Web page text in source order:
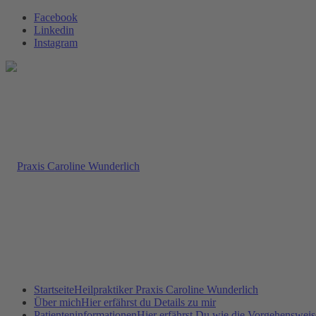
Facebook
Linkedin
Instagram
StartseiteHeilpraktiker Praxis Caroline Wunderlich
Über michHier erfährst du Details zu mir